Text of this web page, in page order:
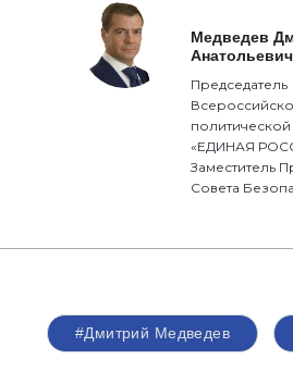
Медведев
Анатольевич
Председатель
политической
«ЕДИНАЯ
Заместитель
Совета
#Дмитрий Медведев